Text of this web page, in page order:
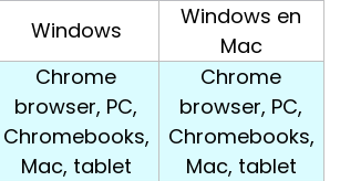
Windows
Windows en
Mac
Chrome
browser, PC,
Chromebooks,
Mac, tablet
Chrome
browser, PC,
Chromebooks,
Mac, tablet